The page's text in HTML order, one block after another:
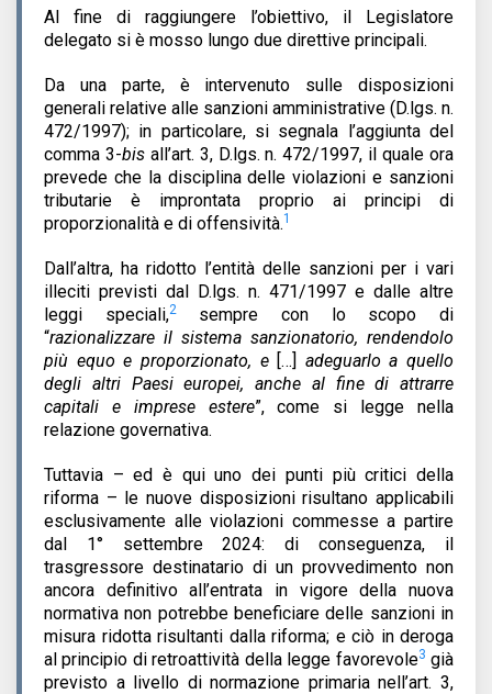
Al fine di raggiungere l’obiettivo, il Legislatore
delegato si è mosso lungo due direttive principali.
Da una parte, è intervenuto sulle disposizioni
generali relative alle sanzioni amministrative (D.lgs. n.
472/1997); in particolare, si segnala l’aggiunta del
comma 3-bisall’art. 3, D.lgs. n. 472/1997, il quale ora
prevede che la disciplina delle violazioni e sanzioni
tributarie è improntata proprio ai principi di
proporzionalità e di offensività.1
Dall’altra, ha ridotto l’entità delle sanzioni per i vari
illeciti previsti dal D.lgs. n. 471/1997 e dalle altre
leggi speciali,2sempre con lo scopo di
“razionalizzare il sistema sanzionatorio, rendendolo
più equo e proporzionato, e[…] adeguarlo a quello
degli altri Paesi europei, anche al fine di attrarre
capitali e imprese estere”, come si legge nella
relazione governativa.
Tuttavia – ed è qui uno dei punti più critici della
riforma – le nuove disposizioni risultano applicabili
esclusivamente alle violazioni commesse a partire
dal 1° settembre 2024: di conseguenza, il
trasgressore destinatario di un provvedimento non
ancora definitivo all’entrata in vigore della nuova
normativa non potrebbe beneficiare delle sanzioni in
misura ridotta risultanti dalla riforma; e ciò in deroga
al principio di retroattività della legge favorevole3 già
previsto a livello di normazione primaria nell’art. 3,